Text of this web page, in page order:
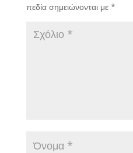
πεδία σημειώνονται με *